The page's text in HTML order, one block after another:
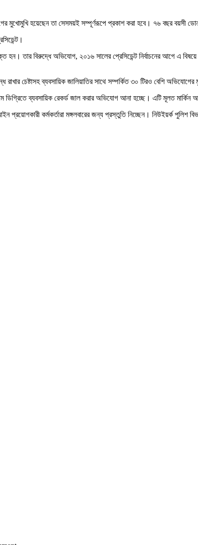
মুখোমুখি হয়েছেন তা সেসময়ই সম্পূর্ণরূপে প্রকাশ করা হবে। ৭৬ বছর বয়সী
হন। তার বিরুদ্ধে অভিযোগ, ২০১৬ সালের প্রেসিডেন্ট নির্বাচনের আগে এ
চেষ্টাসহ ব্যবসায়িক জালিয়াতির সাথে সম্পর্কিত ৩০ টিরও বেশি অভিযোগের
ডিগ্রিতে ব্যবসায়িক রেকর্ড জাল করার অভিযোগ আনা হচ্ছে। এটি মূলত
আইন প্রয়োগকারী কর্মকর্তারা মঙ্গলবারের জন্য প্রস্তুতি নিচ্ছেন। নিউইয়র্ক